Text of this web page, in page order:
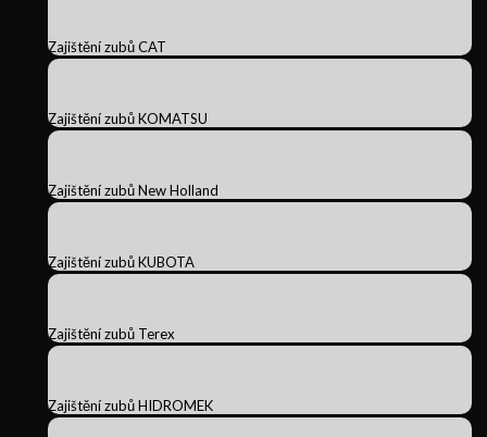
Zajištění zubů CAT
Zajištění zubů KOMATSU
Zajištění zubů New Holland
Zajištění zubů KUBOTA
Zajištění zubů Terex
Zajištění zubů HIDROMEK